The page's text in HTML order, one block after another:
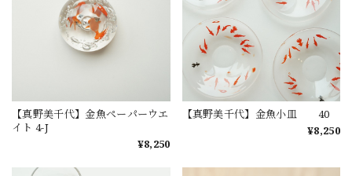
【真野美千代】金魚ペーパーウエ
イト 4-J
¥8,250
【真野美千代】金魚小皿 40
¥8,250